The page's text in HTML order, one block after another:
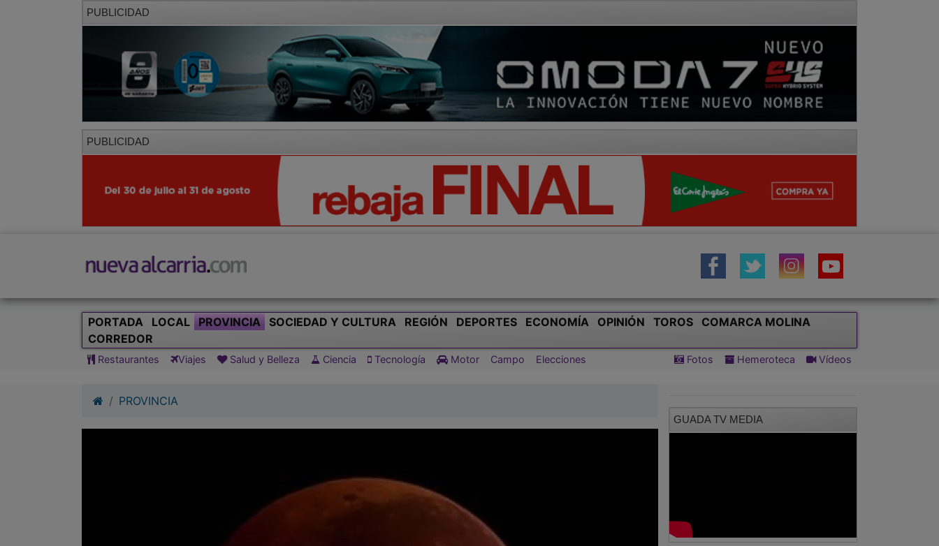
PUBLICIDAD
PUBLICIDAD
PORTADA LOCAL PROVINCIA SOCIEDAD Y CULTURA REGIÓN DEPORTES ECONOMÍA OPINIÓN TOROS
COMARCA MOLINA
CORREDOR
Restaurantes Viajes Salud y Belleza Ciencia Tecnología Motor Campo Elecciones Fotos Hemeroteca Vídeos
PROVINCIA
GUADA TV MEDIA